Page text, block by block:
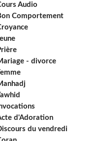
Audio
Comportement
- divorce
d'Adoration
du vendredi